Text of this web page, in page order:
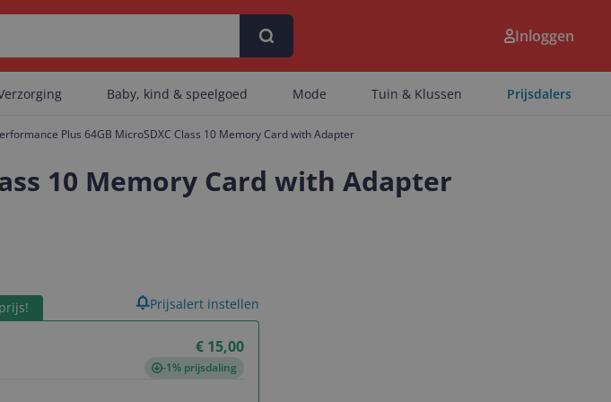
gevonden.
gevonden.
Inloggen
Baby, kind & speelgoed Mode Tuin & Klussen Prijsdalers
Plus 64GB MicroSDXC Class 10 Memory Card with Adapter
10 Memory Card with Adapter
€ 15,00
-1% prijsdaling
Prijsalert instellen